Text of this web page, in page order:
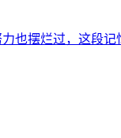
也摆烂过，这段